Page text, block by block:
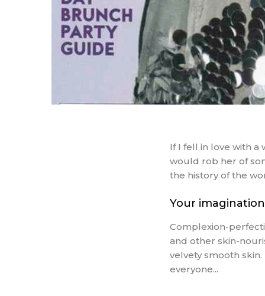
If I fell in love with a
would rob her of
the history of the
Your
Complexion-
and other skin-
velvety smooth
everyone...